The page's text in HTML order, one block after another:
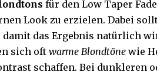
für den Low Taper
Look zu erzielen. Dabei
das Ergebnis natürlich
sich oftwarme Blondtöne wie
schaffen. Bei dunkleren